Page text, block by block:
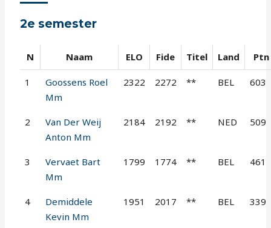
2e semester
N Naam ELO Fide Titel Land Ptn
1
Goossens Roel
Mm
2322 2272 ** BEL 603
2
Van Der Weij
Anton Mm
2184 2192 ** NED 509
3
Vervaet Bart
Mm
1799 1774 ** BEL 461
4
Demiddele
Kevin Mm
1951 2017 ** BEL 339